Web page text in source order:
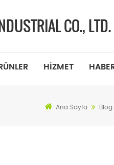
HIZMET
Ana Sayfa Blog